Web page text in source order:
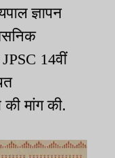
ज्ञापन
14वीं
मांग की.